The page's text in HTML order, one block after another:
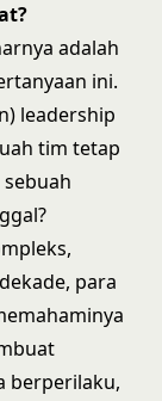
adalah
ini.
leadership
tim tetap
para
berperilaku,